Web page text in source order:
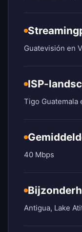
Guatevisión en
ISP-
Tigo Guatemala
40 Mbps
Antigua, Lake